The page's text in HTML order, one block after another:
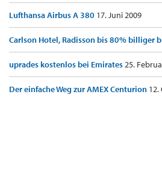
Lufthansa Airbus A 380 17. Juni 2009
Carlson Hotel, Radisson bis 80% billiger
uprades kostenlos bei Emirates25.
Der einfache Weg zur AMEX Centurion